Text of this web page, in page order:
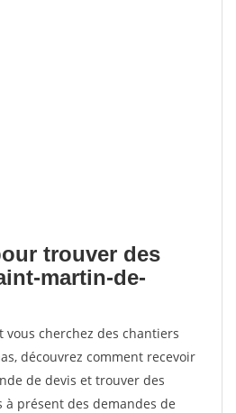
trouver des
martin-de-
vous cherchez des chantiers
découvrez comment recevoir
de devis et trouver des
à présent des demandes de